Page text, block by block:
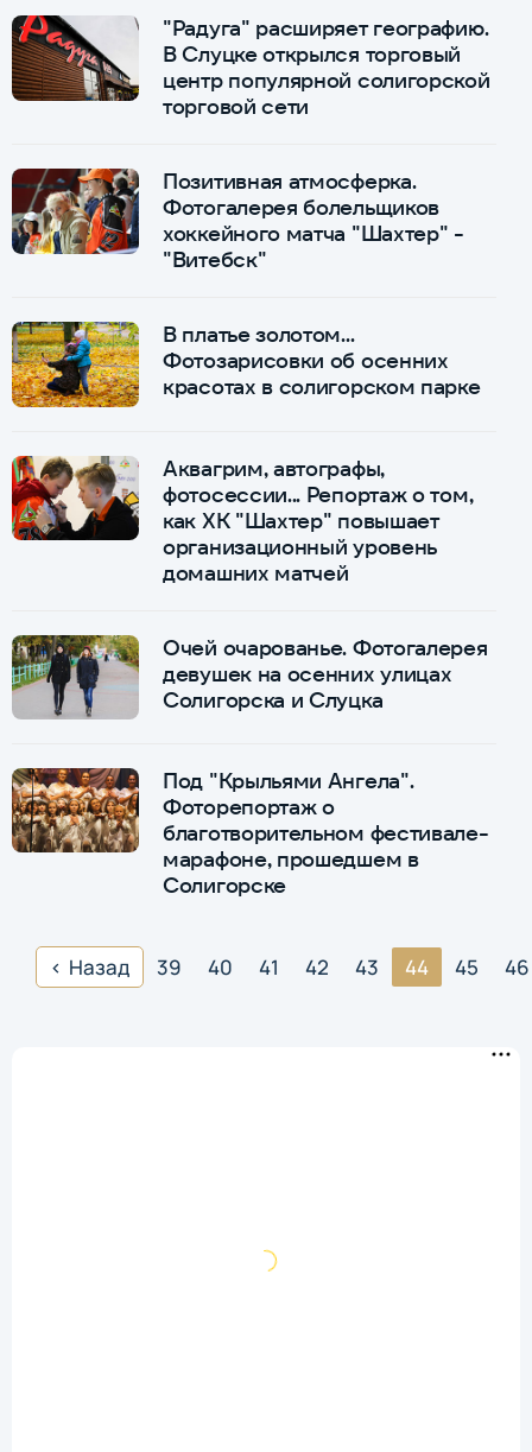
"Радуга" расширяет географию.
В Слуцке открылся торговый
центр популярной солигорской
торговой сети
Позитивная атмосферка.
Фотогалерея болельщиков
хоккейного матча "Шахтер" -
"Витебск"
В платье золотом...
Фотозарисовки об осенних
красотах в солигорском парке
Аквагрим, автографы,
фотосессии... Репортаж о том,
как ХК "Шахтер" повышает
организационный уровень
домашних матчей
Очей очарованье. Фотогалерея
девушек на осенних улицах
Солигорска и Слуцка
Под "Крыльями Ангела".
Фоторепортаж о
благотворительном фестивале-
марафоне, прошедшем в
Солигорске
Назад 39 40 41 42 43 44 45 46